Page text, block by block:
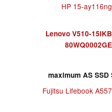
HP 15-ay116ng
Lenovo V510-15IKB
80WQ0002GE
maximum AS SSD
Fujitsu Lifebook A557